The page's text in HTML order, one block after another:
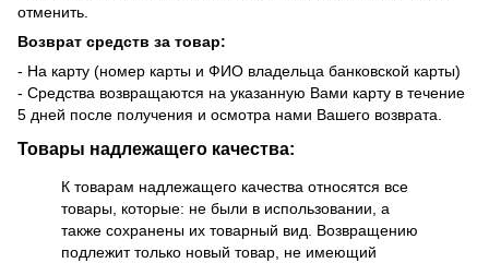
отменить.
Возврат средств за товар:
- На карту (номер карты и ФИО владельца банковской карты)
- Средства возвращаются на указанную Вами карту в течение
5 дней после получения и осмотра нами Вашего возврата.
Товары надлежащего качества:
К товарам надлежащего качества относятся все
товары, которые: не были в использовании, а
также сохранены их товарный вид. Возвращению
подлежит только новый товар, не имеющий